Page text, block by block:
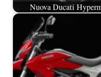
Nuova Ducati